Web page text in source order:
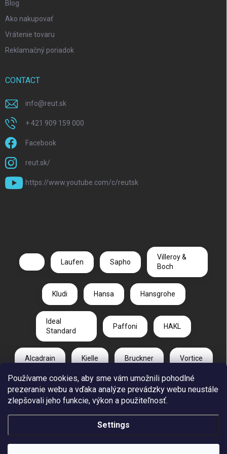
Používame cookies, aby sme vám umožnili pohodlné
prezeranie webu a vďaka analýze prevádzky webu neustále
zlepšovali jeho funkcie, výkon a použiteľnosť.
Settings
Blog
Ako nakupovať
Vrátenie tovaru
Reklamačný poriadok
CONTACT
info@reut.sk
+ 421 909 159 000
Facebook
reut.sk/
https://www.youtube.com/c/reutsk
Laufen Sapho
Villeroy &
Boch
Kludi Hansa Hansgrohe
Ideal
Standard
Paffoni HAKL
Alcadrain Kielle Bruckner Vortice
Duravit Gelco Radaway
CA PLAST